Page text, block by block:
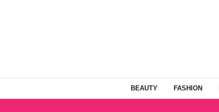
BEAUTY FASHION